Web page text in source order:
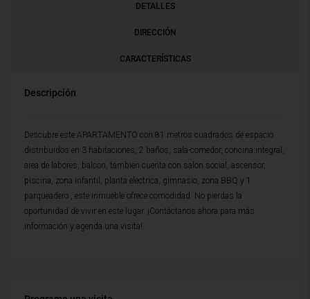
DETALLES
DIRECCIÓN
CARACTERÍSTICAS
Descripción
Descubre este APARTAMENTO con 81 metros cuadrados de espacio
distribuidos en 3 habitaciones, 2 baños, sala-comedor, concina integral,
area de labores, balcon, tambien cuenta con salon social, ascensor,
piscina, zona infantil, planta electrica, gimnasio, zona BBQ y 1
parqueadero , este inmueble ofrece comodidad. No pierdas la
oportunidad de vivir en este lugar. ¡Contáctanos ahora para más
información y agenda una visita!